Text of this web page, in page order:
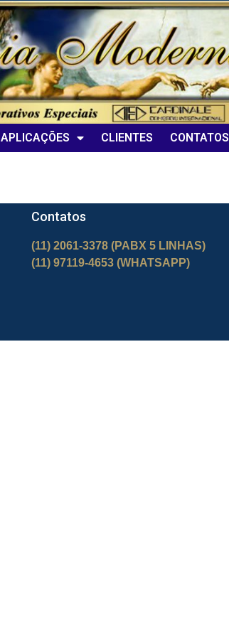
APLICAÇÕES CLIENTES CONTATOS
Contatos
(11) 2061-3378 (PABX 5 LINHAS)
(11) 97119-4653 (WHATSAPP)